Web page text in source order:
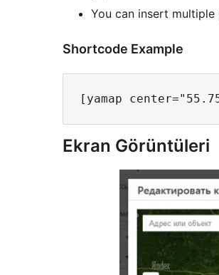
You can insert multiple
Shortcode Example
Ekran Görüntüleri